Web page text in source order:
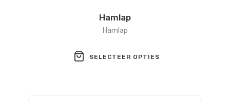
Hamlap
Hamlap
SELECTEER OPTIES